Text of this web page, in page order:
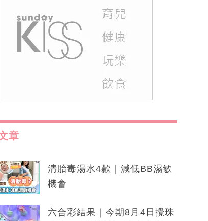
章
清胎毒湯水4款｜減低BB濕敏
機會
六合彩結果｜今期8月4日攪珠